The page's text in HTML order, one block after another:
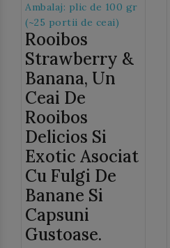
Ambalaj: plic de 100 gr
(~25 portii de ceai)
Rooibos
Strawberry &
Banana, Un
Ceai De
Rooibos
Delicios Si
Exotic Asociat
Cu Fulgi De
Banane Si
Capsuni
Gustoase.